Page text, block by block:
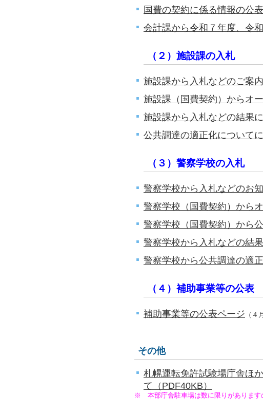
国費の契約に係る情報の公表
会計課から令和７年度、令
（２）施設課の入札
施設課から入札などのご案内
施設課（国費契約）からオ
施設課から入札などの結果
公共調達の適正化について
（３）警察学校の入札
警察学校から入札などのお
警察学校（国費契約）から
警察学校（国費契約）から
警察学校から入札などの結
警察学校から公共調達の適
（４）補助事業等の公表
補助事業等の公表ページ （４
その他
札幌運転免許試験場庁舎ほ
て（PDF40KB）
※ 本部庁舎駐車場は数に限りがあります